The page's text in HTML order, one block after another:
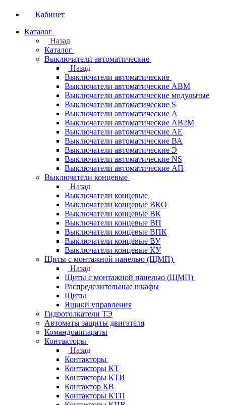
Кабинет
Каталог
Назад
Каталог
Выключатели автоматические
Назад
Выключатели автоматические
Выключатели автоматические АВМ
Выключатели автоматические модульные
Выключатели автоматические S
Выключатели автоматические А
Выключатели автоматические АВ2М
Выключатели автоматические АЕ
Выключатели автоматические ВА
Выключатели автоматические Э
Выключатели автоматические NS
Выключатели автоматические АП
Выключатели концевые
Назад
Выключатели концевые
Выключатели концевые ВКО
Выключатели концевые ВК
Выключатели концевые ВП
Выключатели концевые ВПК
Выключатели концевые ВУ
Выключатели концевые КУ
Щиты с монтажной панелью (ЩМП)
Назад
Щиты с монтажной панелью (ЩМП)
Распределительные шкафы
Щиты
Ящики управления
Гидротолкатели ТЭ
Автоматы защиты двигателя
Командоаппараты
Контакторы
Назад
Контакторы
Контакторы КТ
Контакторы КТИ
Контактор КВ
Контакторы КТП